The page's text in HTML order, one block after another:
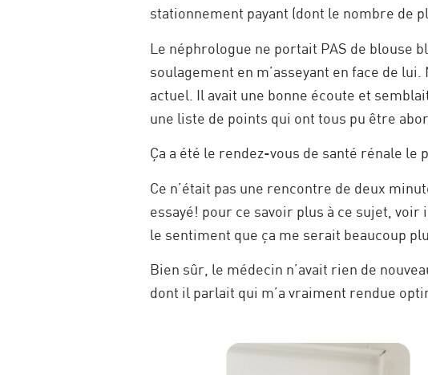
stationnement payant (dont le nombre de
Le néphrologue ne portait PAS de blouse
soulagement en m’asseyant en face de
actuel. Il avait une bonne écoute et
une liste de points qui ont tous pu être
Ça a été le rendez-vous de santé rénale
Ce n’était pas une rencontre de deux
essayé! pour ce savoir plus à ce sujet,
le sentiment que ça me serait beaucoup
Bien sûr, le médecin n’avait rien de
dont il parlait qui m’a vraiment rendue